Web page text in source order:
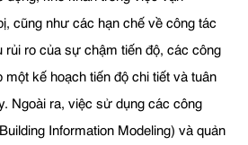
cũng như các hạn chế về công tác
rủi ro của sự chậm tiến độ, các công
một kế hoạch tiến độ chi tiết và tuân
Ngoài ra, việc sử dụng các công
Information Modeling) và quản